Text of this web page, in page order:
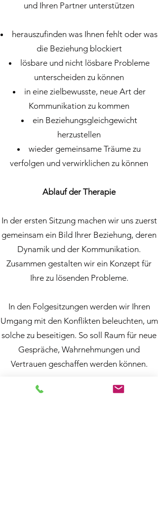
und Ihren Partner unterstützen
herauszufinden was Ihnen fehlt oder was
die Beziehung blockiert
lösbare und nicht lösbare Probleme
unterscheiden zu können
in eine zielbewusste, neue Art der
Kommunikation zu kommen
ein Beziehungsgleichgewicht
herzustellen
wieder gemeinsame Träume zu
verfolgen und verwirklichen zu können
Ablauf der Therapie
In der ersten Sitzung machen wir uns zuerst
gemeinsam ein Bild Ihrer Beziehung, deren
Dynamik und der Kommunikation.
Zusammen gestalten wir ein Konzept für
Ihre zu lösenden Probleme.
In den Folgesitzungen werden wir Ihren
Umgang mit den Konflikten beleuchten, um
solche zu beseitigen. So soll Raum für neue
Gespräche, Wahrnehmungen und
Vertrauen geschaffen werden können.